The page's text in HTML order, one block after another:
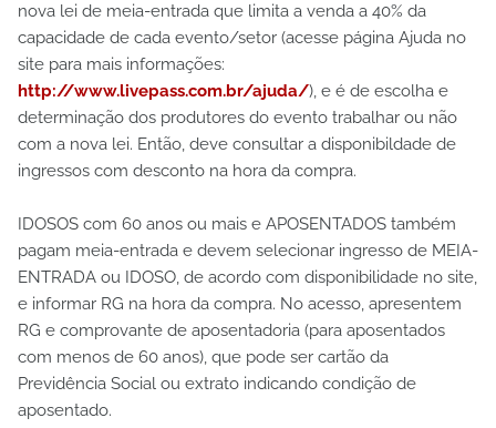
nova lei de meia-entrada que limita a venda a 40% da
capacidade de cada evento/setor (acesse página Ajuda no
site para mais informações:
http://www.livepass.com.br/ajuda/), e é de escolha e
determinação dos produtores do evento trabalhar ou não
com a nova lei. Então, deve consultar a disponibildade de
ingressos com desconto na hora da compra.
IDOSOS com 60 anos ou mais e APOSENTADOS também
pagam meia-entrada e devem selecionar ingresso de MEIA-
ENTRADA ou IDOSO, de acordo com disponibilidade no site,
e informar RG na hora da compra. No acesso, apresentem
RG e comprovante de aposentadoria (para aposentados
com menos de 60 anos), que pode ser cartão da
Previdência Social ou extrato indicando condição de
aposentado.